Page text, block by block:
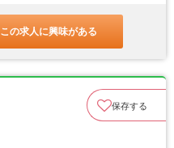
この求人に興味がある
保存する